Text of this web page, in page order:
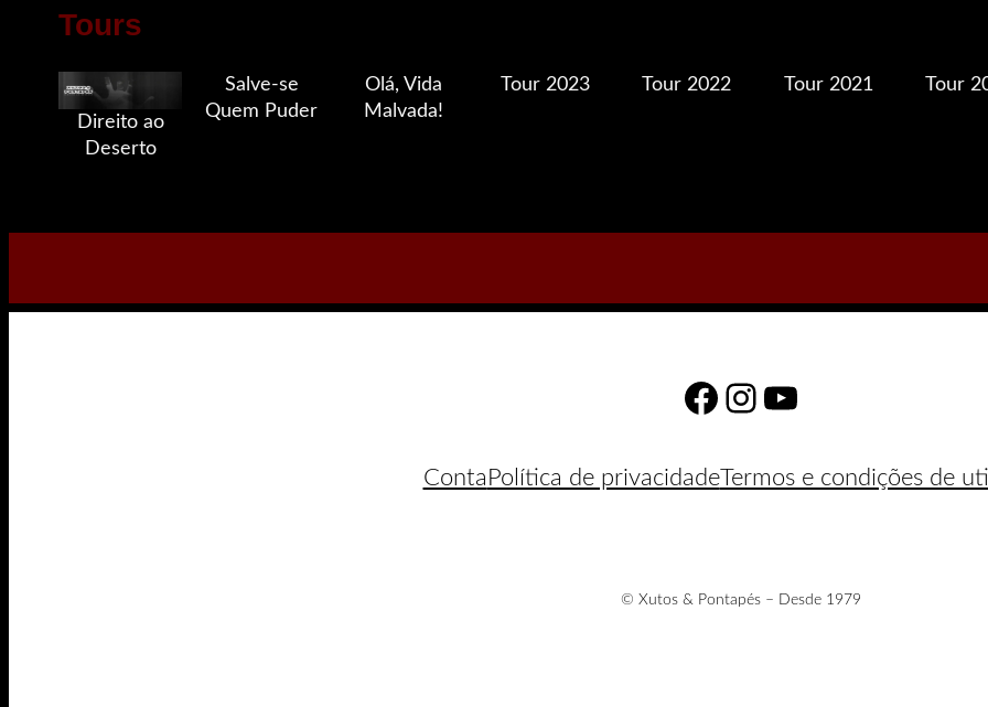
Tours
Direito ao
Deserto
Salve-se
Quem Puder
Olá, Vida
Malvada!
Tour 2023 Tour 2022 Tour 2021 Tour
Facebook
Instagram
YouTube
Conta Política de privacidadeTermos e condições de
© Xutos & Pontapés – Desde 1979